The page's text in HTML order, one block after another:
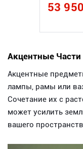
53
Акцентные Части
Акцентные
лампы, рамы или
Сочетание их с
может усилить
вашего